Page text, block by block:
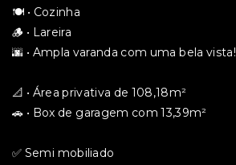
🍽️ • Cozinha
🪵 • Lareira
🌆 • Ampla varanda com uma bela vista!
📐 • Área privativa de 108,18m²
🚗 • Box de garagem com 13,39m²
✅ Semi mobiliado